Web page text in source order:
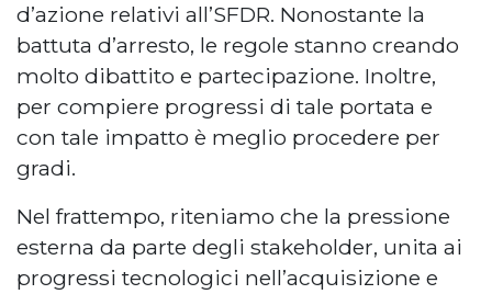
d’azione relativi all’SFDR. Nonostante la
battuta d’arresto, le regole stanno creando
molto dibattito e partecipazione. Inoltre,
per compiere progressi di tale portata e
con tale impatto è meglio procedere per
gradi.
Nel frattempo, riteniamo che la pressione
esterna da parte degli stakeholder, unita ai
progressi tecnologici nell’acquisizione e